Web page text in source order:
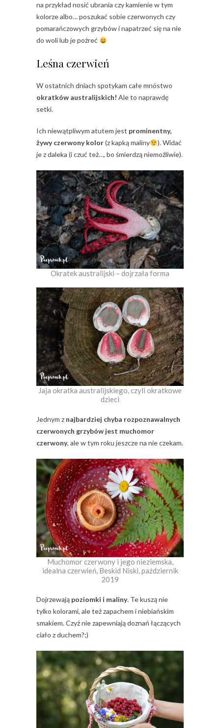
na przykład nosić ubrania czy kamienie w tym
kolorze albo… poszukać sobie czerwonych czy
pomarańczowych grzybów i napatrzeć się na nie
do woli lub je pożreć
Leśna czerwień
W ostatnich dniach spotykam całe mnóstwo
okratków australijskich! Ale to naprawdę
setki.
Ich niewątpliwym atutem jest prominentny,
żywy czerwony kolor(z kapką maliny
). Widać
je z daleka (i czuć też…, bo śmierdzą niemożliwie).
Okratek australijski – dojrzała forma
Jaja okratka australijskiego, czyli okratkowe
dzieci
Jednym z najbardziej chyba rozpoznawalnych
czerwonych grzybów jest muchomor
czerwony, ale w tym roku jeszcze na nie czekam.
Muchomor czerwony i jego nieziemska,
idealna czerwień, Beskid Niski, październik
2019
Dojrzewają poziomki i maliny. Te kuszą nie
tylko kolorami, ale też zapachem i niebiańskim
smakiem. Czyż nie zapewniają doznań łączących
ciało z duchem?;)